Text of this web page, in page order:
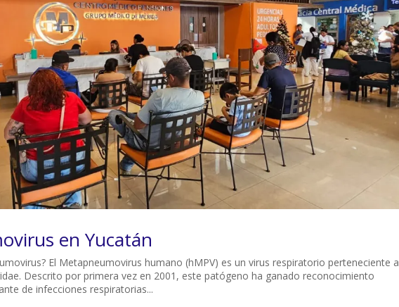
en Yucatán
El Metapneumovirus humano (hMPV) es un virus respiratorio perteneciente a
Descrito por primera vez en 2001, este patógeno ha ganado reconocimiento
de infecciones respiratorias...